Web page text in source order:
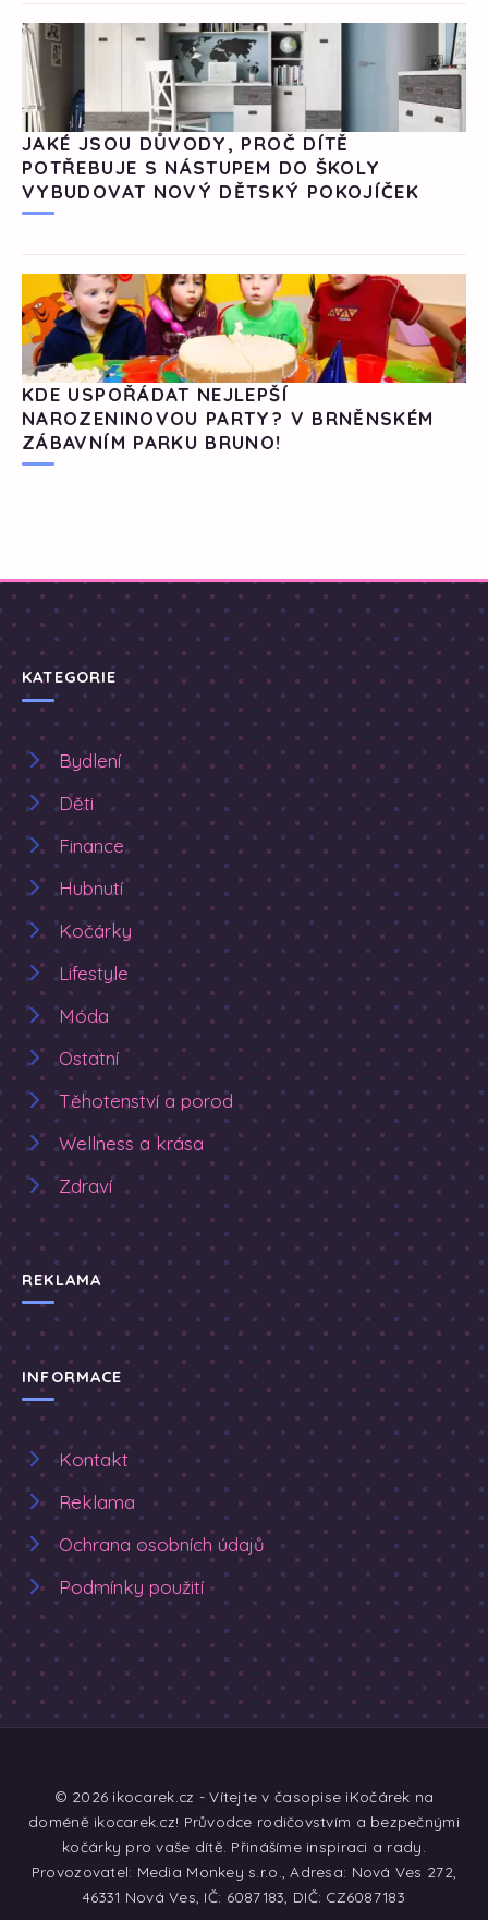
JAKÉ JSOU DŮVODY, PROČ DÍTĚ
POTŘEBUJE S NÁSTUPEM DO ŠKOLY
VYBUDOVAT NOVÝ DĚTSKÝ POKOJÍČEK
KDE USPOŘÁDAT NEJLEPŠÍ
NAROZENINOVOU PARTY? V BRNĚNSKÉM
ZÁBAVNÍM PARKU BRUNO!
KATEGORIE
Bydlení
Děti
Finance
Hubnutí
Kočárky
Lifestyle
Móda
Ostatní
Těhotenství a porod
Wellness a krása
Zdraví
REKLAMA
INFORMACE
Kontakt
Reklama
Ochrana osobních údajů
Podmínky použití
© 2026 ikocarek.cz - Vítejte v časopise iKočárek na
doméně ikocarek.cz! Průvodce rodičovstvím a bezpečnými
kočárky pro vaše dítě. Přinášíme inspiraci a rady.
Provozovatel: Media Monkey s.r.o., Adresa: Nová Ves 272,
46331 Nová Ves, IČ: 6087183, DIČ: CZ6087183